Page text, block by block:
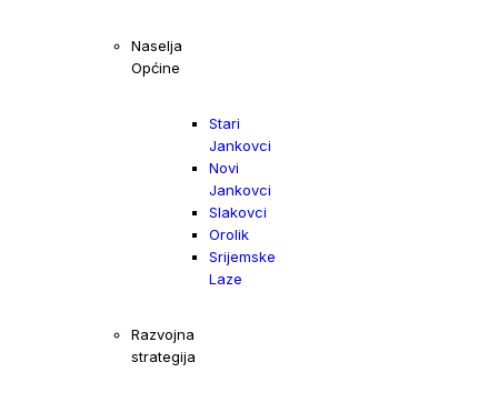
Naselja
Općine
Stari
Jankovci
Novi
Jankovci
Slakovci
Orolik
Srijemske
Laze
Razvojna
strategija